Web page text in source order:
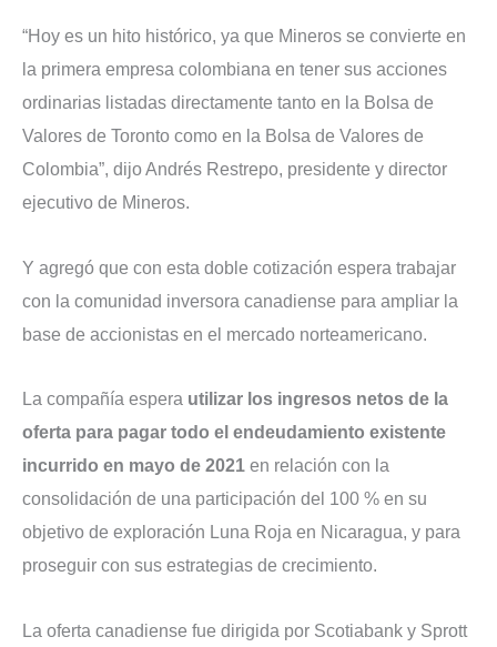
“Hoy es un hito histórico, ya que Mineros se convierte en
la primera empresa colombiana en tener sus acciones
ordinarias listadas directamente tanto en la Bolsa de
Valores de Toronto como en la Bolsa de Valores de
Colombia”, dijo Andrés Restrepo, presidente y director
ejecutivo de Mineros.
Y agregó que con esta doble cotización espera trabajar
con la comunidad inversora canadiense para ampliar la
base de accionistas en el mercado norteamericano.
La compañía espera utilizar los ingresos netos de la
oferta para pagar todo el endeudamiento existente
incurrido en mayo de 2021 en relación con la
consolidación de una participación del 100 % en su
objetivo de exploración Luna Roja en Nicaragua, y para
proseguir con sus estrategias de crecimiento.
La oferta canadiense fue dirigida por Scotiabank y Sprott